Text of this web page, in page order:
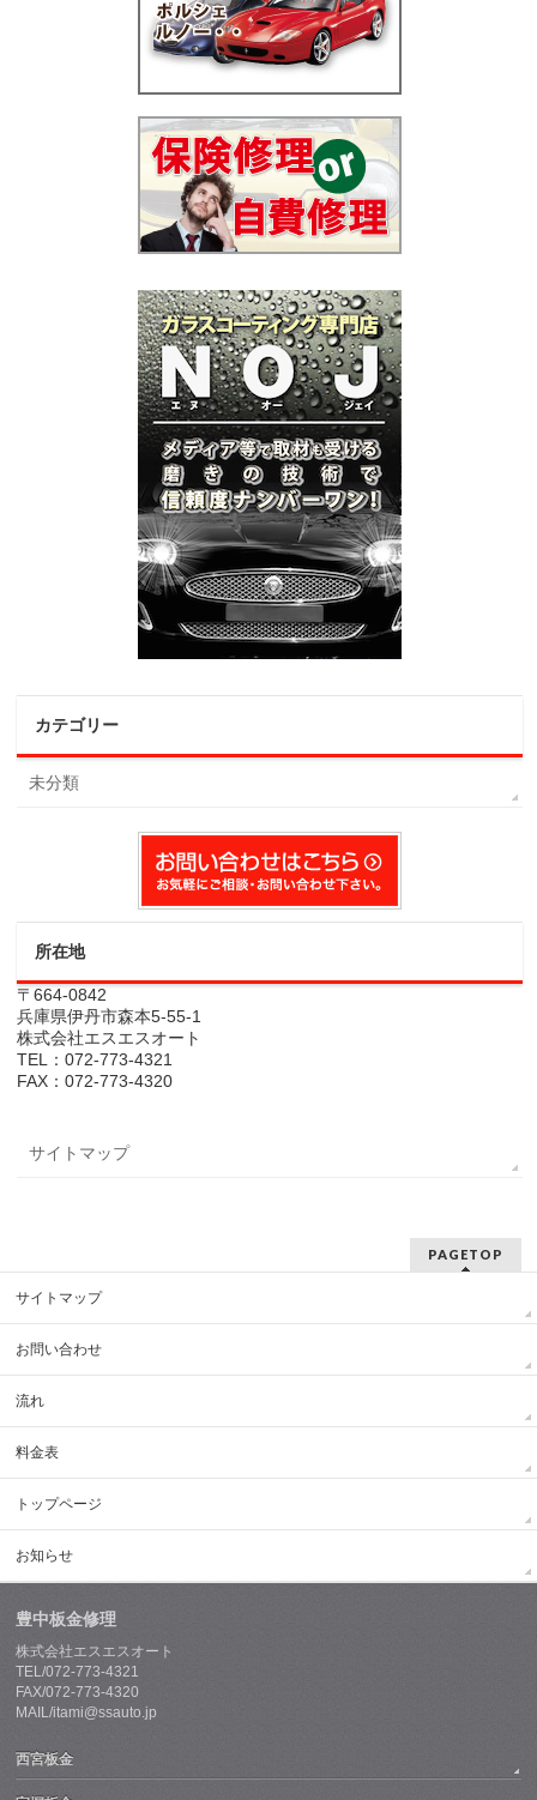
カテゴリー
未分類
所在地
〒664-0842
兵庫県伊丹市森本5-55-1
株式会社エスエスオート
TEL：072-773-4321
FAX：072-773-4320
サイトマップ
PAGETOP
サイトマップ
お問い合わせ
流れ
料金表
トップページ
お知らせ
豊中板金修理
株式会社エスエスオート
TEL/072-773-4321
FAX/072-773-4320
MAIL/itami@ssauto.jp
西宮板金